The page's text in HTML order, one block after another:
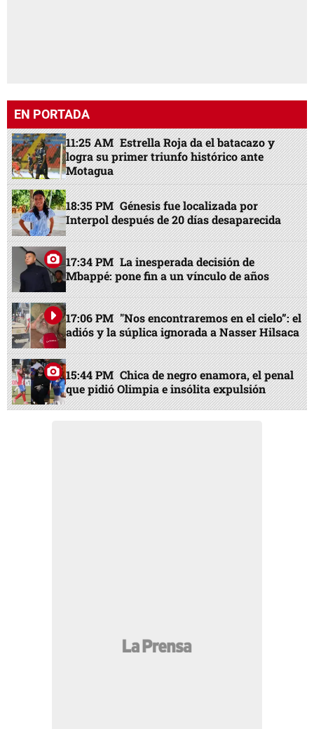
EN PORTADA
11:25 AM Estrella Roja da el batacazo y
logra su primer triunfo histórico ante
Motagua
18:35 PM Génesis fue localizada por
Interpol después de 20 días desaparecida
17:34 PM La inesperada decisión de
Mbappé: pone fin a un vínculo de años
17:06 PM "Nos encontraremos en el cielo”: el
adiós y la súplica ignorada a Nasser Hilsaca
15:44 PM Chica de negro enamora, el penal
que pidió Olimpia e insólita expulsión